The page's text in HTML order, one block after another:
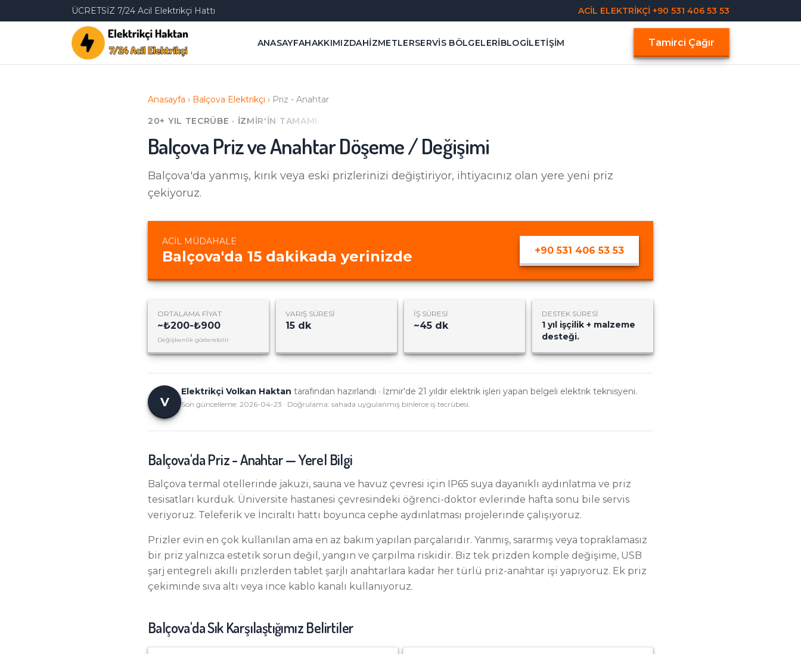
ÜCRETSİZ 7/24 Acil Elektrikçi Hattı ACİL ELEKTRİKÇİ +90 531 406 53 53
ANASAYFAHAKKIMIZDAHIZMETLERSERVIS BÖLGELERIBLOGİLETIŞIM Tamirci Çağır
Anasayfa › Balçova Elektrikçi › Priz - Anahtar
20+ YIL TECRÜBE · İZMIR'IN TAMAMI
BalçovaPriz ve Anahtar Döşeme / Değişimi
Balçova'da yanmış, kırık veya eski prizlerinizi değiştiriyor, ihtiyacınız olan yere yeni priz
çekiyoruz.
ACIL MÜDAHALE
Balçova'da 15 dakikada yerinizde +90 531 406 53 53
ORTALAMA FIYAT
~₺200-₺900
Değişkenlik gösterebilir
VARIŞ SÜRESI
15 dk
İŞ SÜRESI
~45 dk
DESTEK SÜRESI
1 yıl işçilik + malzeme
desteği.
V
Elektrikçi Volkan Haktan tarafından hazırlandı · İzmir'de 21 yıldır elektrik işleri yapan belgeli elektrik teknisyeni.
Son güncelleme: 2026-04-23 · Doğrulama: sahada uygulanmış binlerce iş tecrübesi.
Balçova'daPriz - Anahtar— Yerel Bilgi
Balçova termal otellerinde jakuzi, sauna ve havuz çevresi için IP65 suya dayanıklı aydınlatma ve priz
tesisatları kurduk. Üniversite hastanesi çevresindeki öğrenci-doktor evlerinde hafta sonu bile servis
veriyoruz. Teleferik ve İnciraltı hattı boyunca cephe aydınlatması projelerinde çalışıyoruz.
Prizler evin en çok kullanılan ama en az bakım yapılan parçalarıdır. Yanmış, sararmış veya topraklamasız
bir priz yalnızca estetik sorun değil, yangın ve çarpılma riskidir. Biz tek prizden komple değişime, USB
şarj entegreli akıllı prizlerden tablet şarjlı anahtarlara kadar her türlü priz-anahtar işi yapıyoruz. Ek priz
çekiminde sıva altı veya ince kablo kanalı kullanıyoruz.
Balçova'da Sık Karşılaştığımız Belirtiler